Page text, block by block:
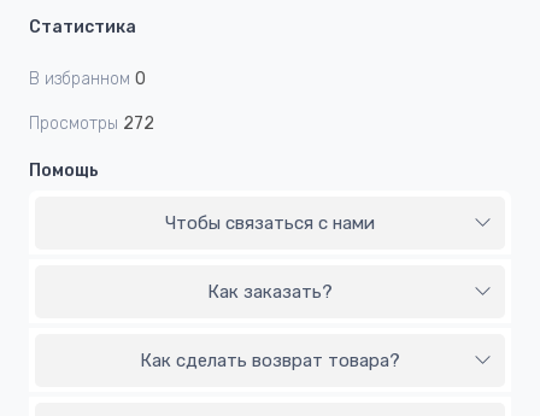
Статистика
В избранном 0
Просмотры 272
Помощь
Чтобы связаться с нами
Как заказать?
Как сделать возврат товара?